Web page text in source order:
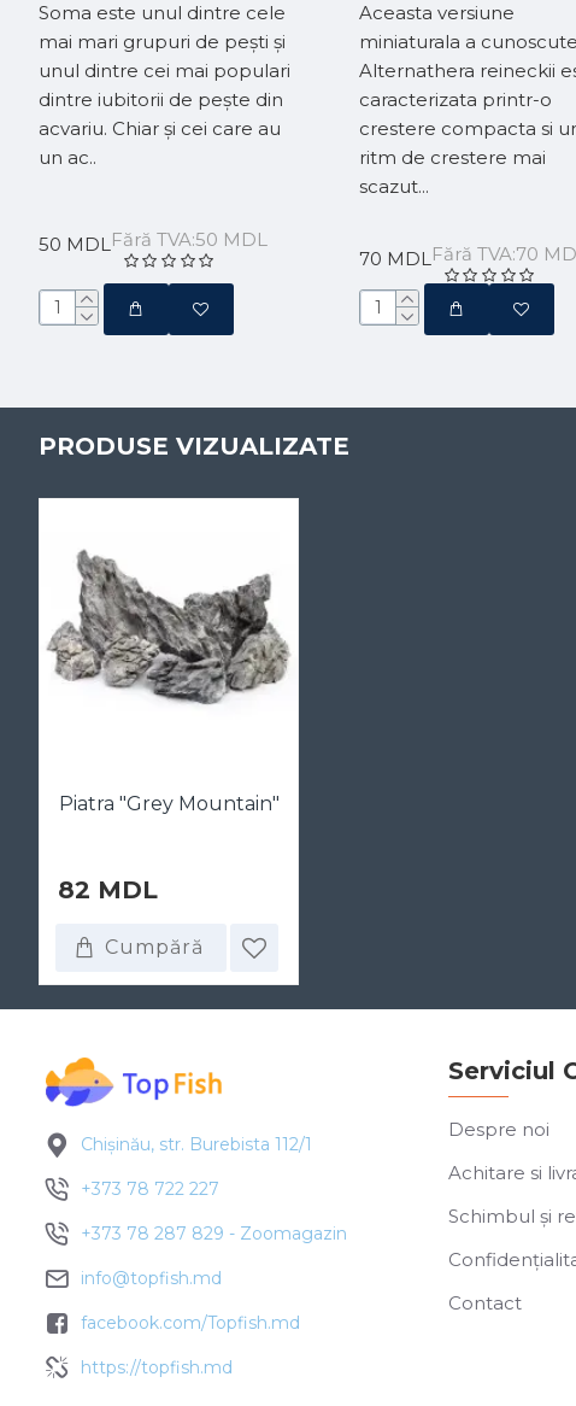
Soma este unul dintre cele
mai mari grupuri de pești și
unul dintre cei mai populari
dintre iubitorii de pește din
acvariu. Chiar și cei care au
un ac..
50 MDLFără TVA:50 MDL
Aceasta versiune
miniaturala a
Alternathera reineckii
caracterizata printr-o
crestere compacta si
ritm de crestere mai
scazut...
70 MDLFără TVA:70
PRODUSE VIZUALIZATE
Piatra "Grey Mountain"
82 MDL
Cumpără
Chișinău, str. Burebista 112/1
+373 78 722 227
+373 78 287 829 - Zoomagazin
info@topfish.md
facebook.com/Topfish.md
https://topfish.md
Serviciul
Despre noi
Achitare si
Schimbul și
Contact